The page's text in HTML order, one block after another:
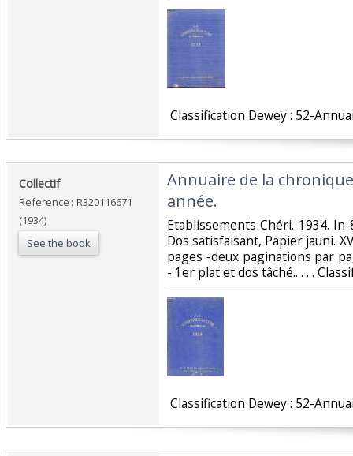
Classification Dewey : 52-
‎Collectif‎
Reference : R320116671
(1934)
See the book
‎Annuaire de la
année.‎
‎Etablissements Chéri. 1934.
Dos satisfaisant, Papier jauni.
pages -deux paginations par
- 1er plat et dos tâché.. . . .
Classification Dewey : 52-